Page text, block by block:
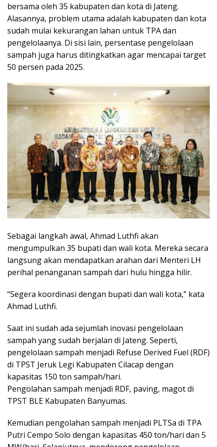
bersama oleh 35 kabupaten dan kota di Jateng.
Alasannya, problem utama adalah kabupaten dan kota
sudah mulai kekurangan lahan untuk TPA dan
pengelolaanya. Di sisi lain, persentase pengelolaan
sampah juga harus ditingkatkan agar mencapai target
50 persen pada 2025.
Sebagai langkah awal, Ahmad Luthfi akan
mengumpulkan 35 bupati dan wali kota. Mereka secara
langsung akan mendapatkan arahan dari Menteri LH
perihal penanganan sampah dari hulu hingga hilir.
“Segera koordinasi dengan bupati dan wali kota,” kata
Ahmad Luthfi.
Saat ini sudah ada sejumlah inovasi pengelolaan
sampah yang sudah berjalan di Jateng. Seperti,
pengelolaan sampah menjadi Refuse Derived Fuel (RDF)
di TPST Jeruk Legi Kabupaten Cilacap dengan
kapasitas 150 ton sampah/hari.
Pengolahan sampah menjadi RDF, paving, magot di
TPST BLE Kabupaten Banyumas.
Kemudian pengolahan sampah menjadi PLTSa di TPA
Putri Cempo Solo dengan kapasitas 450 ton/hari dan 5